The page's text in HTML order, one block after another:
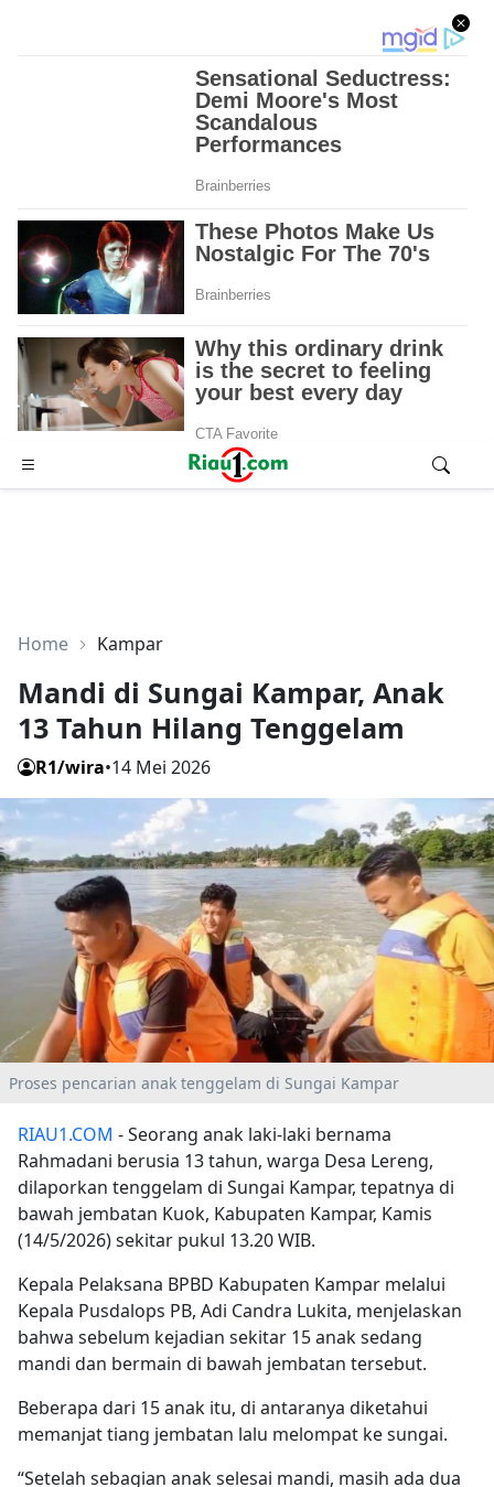
Advertisement
Home Kampar
Mandi di Sungai Kampar, Anak
13 Tahun Hilang Tenggelam
R1/wira•14 Mei 2026
Proses pencarian anak tenggelam di Sungai Kampar
RIAU1.COM - Seorang anak laki-laki bernama
Rahmadani berusia 13 tahun, warga Desa Lereng,
dilaporkan tenggelam di Sungai Kampar, tepatnya di
bawah jembatan Kuok, Kabupaten Kampar, Kamis
(14/5/2026) sekitar pukul 13.20 WIB.
Kepala Pelaksana BPBD Kabupaten Kampar melalui
Kepala Pusdalops PB, Adi Candra Lukita, menjelaskan
bahwa sebelum kejadian sekitar 15 anak sedang
mandi dan bermain di bawah jembatan tersebut.
Beberapa dari 15 anak itu, di antaranya diketahui
memanjat tiang jembatan lalu melompat ke sungai.
“Setelah sebagian anak selesai mandi, masih ada dua